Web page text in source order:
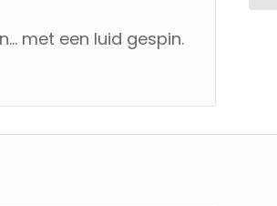
met een luid gespin.